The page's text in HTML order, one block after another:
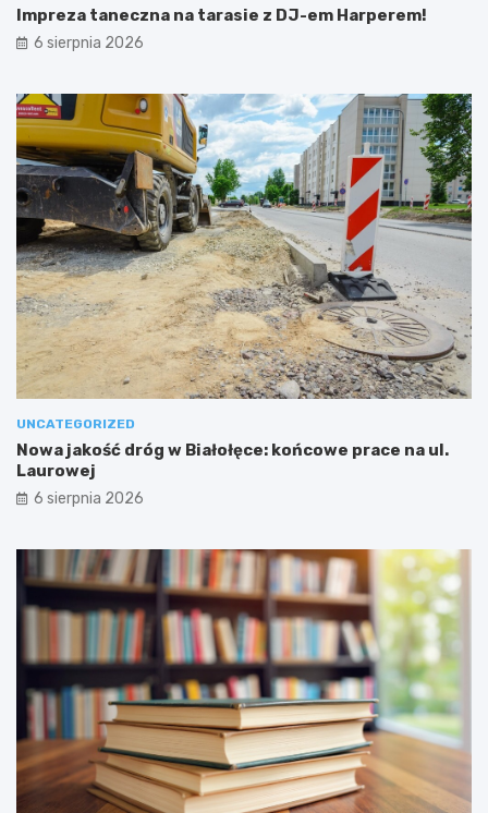
Impreza taneczna na tarasie z DJ-em Harperem!
6 sierpnia 2026
UNCATEGORIZED
Nowa jakość dróg w Białołęce: końcowe prace na ul.
Laurowej
6 sierpnia 2026